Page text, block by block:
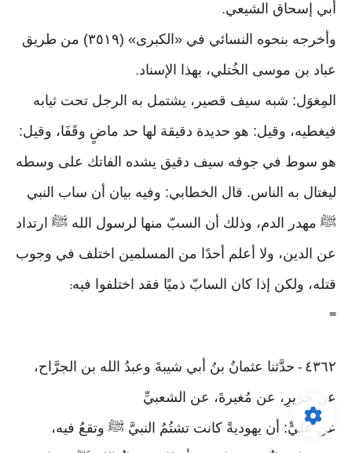
أبي إسحاق الشيعي.
وأخرجه بنحوه النسائي في «الكبرى» (٣٥١٩) من طريق
عباد بن موسى الخُتلي، بهذا الإسناد.
المِغوَل: شبه سيف قصير، يشتمل به الرجل تحت ثيابه
فيغطيه، وقيل: هو حديدة دقيقة لها حد ماضٍ وقَفَا، وقيل:
هو سوط في جوفه سيف دقيق يشده الفاتك على وسطه
ليغتال به الناس. قال الخطابي: وفيه بيان أن ساب النبي
ﷺ مهدر الدم، وذلك أن السبّ منها لرسول الله ﷺ ارتداد
عن الدين، ولا أعلم أحدًا من المسلمين اختلف في وجوب
قتله، ولكن إذا كان السابّ ذميًا فقد اختلفوا فيه:
=
٤٣٦٢ - حدَّثنا عثمانُ بنُ أبي شيبةَ وعبدُ الله بن الجرَّاح،
عن جريرِ، عن مُغيرةَ، عن الشعبيِّ
عن عليٍّ: أن يهوديةً كانت تشتُمُ النبيَّ ﷺ وتقعُ فيه،